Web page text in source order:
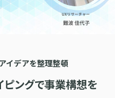
客を実施し、事業成長を実現
一覧を見る
論
イデアを整理整頓
ピングで事業構想を